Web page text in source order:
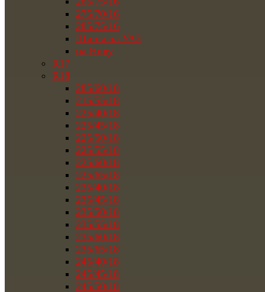
275/70/16
285/75/16
Шины на УАЗ
на Ниву
R17
R18
285/60/18
215/55/18
225/40/18
225/45/18
225/50/18
225/55/18
225/60/18
225/65/18
235/40/18
235/45/18
235/50/18
235/55/18
235/60/18
235/65/18
245/40/18
245/45/18
245/50/18